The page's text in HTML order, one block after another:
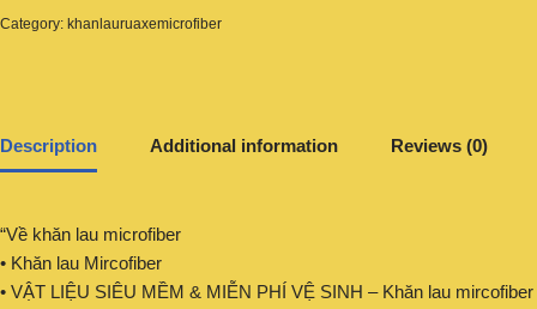
Category: khanlauruaxemicrofiber
Description Additional information Reviews (0)
“Về khăn lau microfiber
• Khăn lau Mircofiber
• VẬT LIỆU SIÊU MỀM & MIỄN PHÍ VỆ SINH – Khăn lau mircofiber